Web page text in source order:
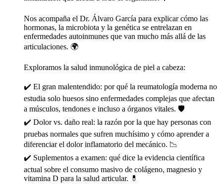
Nos acompaña el Dr. Álvaro García para explicar cómo las
hormonas, la microbiota y la genética se entrelazan en
enfermedades autoinmunes que van mucho más allá de las
articulaciones. 🌍
Exploramos la salud inmunológica de piel a cabeza:
✔️ El gran malentendido: por qué la reumatología moderna no
estudia solo huesos sino enfermedades complejas que afectan
a músculos, tendones e incluso a órganos vitales. 🛡️
✔️ Dolor vs. daño real: la razón por la que hay personas con
pruebas normales que sufren muchísimo y cómo aprender a
diferenciar el dolor inflamatorio del mecánico. 📉
✔️ Suplementos a examen: qué dice la evidencia científica
actual sobre el consumo masivo de colágeno, magnesio y
vitamina D para la salud articular. 💊